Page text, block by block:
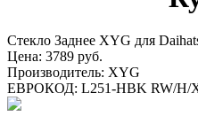
Стекло Заднее XYG для
Цена: 3789 руб.
Производитель: XYG
ЕВРОКОД: L251-HBK RW/H/